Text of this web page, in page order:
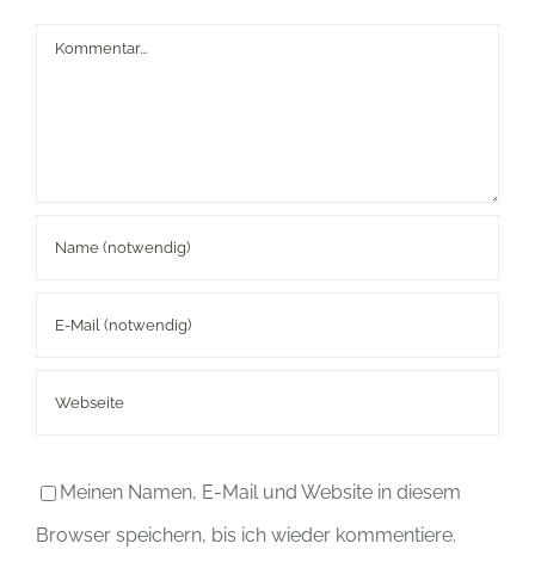
Kommentar
Meinen Namen, E-Mail und Website in diesem
Browser speichern, bis ich wieder kommentiere.